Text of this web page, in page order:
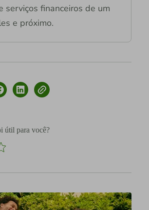
serviços financeiros de um
e próximo.
útil para você?